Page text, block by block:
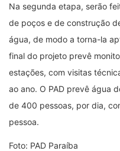
Na segunda etapa, serão
de poços e de construção
água, de modo a torna-la
final do projeto prevê
estações, com visitas
ao ano. O PAD prevê água
de 400 pessoas, por dia,
pessoa.
Foto: PAD Paraíba